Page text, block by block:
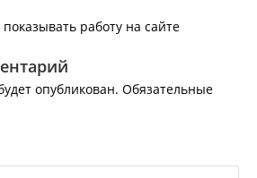
работу на сайте
опубликован. Обязательные